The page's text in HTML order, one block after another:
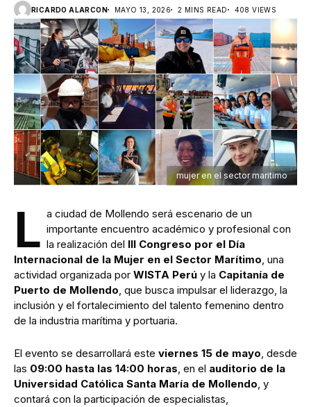
RICARDO ALARCON MAYO 13, 2026 2 MINS READ 408 VIEWS
mujer en el sector maritimo
L a ciudad de Mollendo será escenario de un
importante encuentro académico y profesional con
la realización del III Congreso por el Día
Internacional de la Mujer en el Sector Marítimo, una
actividad organizada por WISTA Perú y la Capitanía de
Puerto de Mollendo, que busca impulsar el liderazgo, la
inclusión y el fortalecimiento del talento femenino dentro
de la industria marítima y portuaria.
El evento se desarrollará este viernes 15 de mayo, desde
las 09:00 hasta las 14:00 horas, en el auditorio de la
Universidad Católica Santa María de Mollendo, y
contará con la participación de especialistas,